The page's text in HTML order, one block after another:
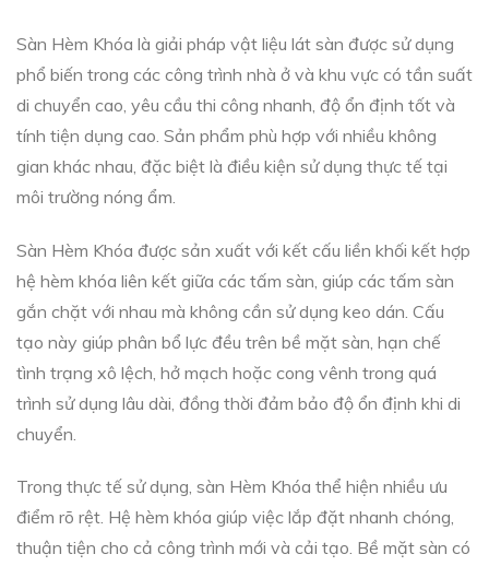
Sàn Hèm Khóa là giải pháp vật liệu lát sàn được sử dụng
phổ biến trong các công trình nhà ở và khu vực có tần suất
di chuyển cao, yêu cầu thi công nhanh, độ ổn định tốt và
tính tiện dụng cao. Sản phẩm phù hợp với nhiều không
gian khác nhau, đặc biệt là điều kiện sử dụng thực tế tại
môi trường nóng ẩm.
Sàn Hèm Khóa được sản xuất với kết cấu liền khối kết hợp
hệ hèm khóa liên kết giữa các tấm sàn, giúp các tấm sàn
gắn chặt với nhau mà không cần sử dụng keo dán. Cấu
tạo này giúp phân bổ lực đều trên bề mặt sàn, hạn chế
tình trạng xô lệch, hở mạch hoặc cong vênh trong quá
trình sử dụng lâu dài, đồng thời đảm bảo độ ổn định khi di
chuyển.
Trong thực tế sử dụng, sàn Hèm Khóa thể hiện nhiều ưu
điểm rõ rệt. Hệ hèm khóa giúp việc lắp đặt nhanh chóng,
thuận tiện cho cả công trình mới và cải tạo. Bề mặt sàn có